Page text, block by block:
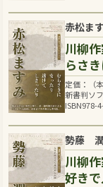
赤松ま
川柳
らさ
定価：（
新書判ソ
ISBN978-
勢藤 潤
川柳
好き